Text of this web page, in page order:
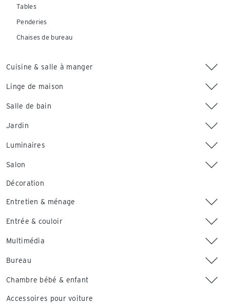
Tables
Penderies
Chaises de bureau
Cuisine & salle à manger
Linge de maison
Salle de bain
Jardin
Luminaires
Salon
Décoration
Entretien & ménage
Entrée & couloir
Multimédia
Bureau
Chambre bébé & enfant
Accessoires pour voiture